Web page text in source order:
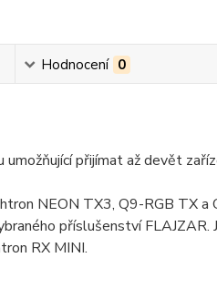
Hodnocení 0
přijímat až devět
NEON TX3, Q9-RGB TX
příslušenství FLAJZAR.
RX MINI.